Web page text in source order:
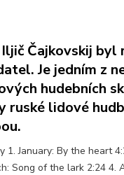
Čajkovskij byl
Je jedním z
hudebních
ruské lidové
1. January: By the heart
Song of the lark 2:24 4.